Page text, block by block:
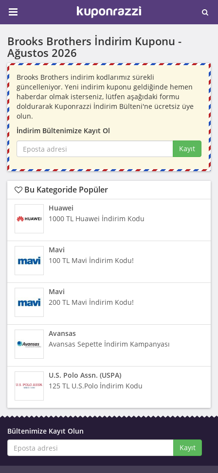
Brooks Brothers İndirim Kuponu -
Ağustos 2026
Brooks Brothers indirim kodlarımız sürekli
güncelleniyor. Yeni indirim kuponu geldiğinde hemen
haberdar olmak isterseniz, lütfen aşağıdaki formu
doldurarak Kuponrazzi İndirim Bülteni'ne ücretsiz üye
olun.
İndirim Bültenimize Kayıt Ol
Kayıt
Bu Kategoride Popüler
Huawei
1000 TL Huawei İndirim Kodu
Mavi
100 TL Mavi İndirim Kodu!
Mavi
200 TL Mavi İndirim Kodu!
Avansas
Avansas Sepette İndirim Kampanyası
U.S. Polo Assn. (USPA)
125 TL U.S.Polo İndirim Kodu
Bültenimize Kayıt Olun
Kayıt